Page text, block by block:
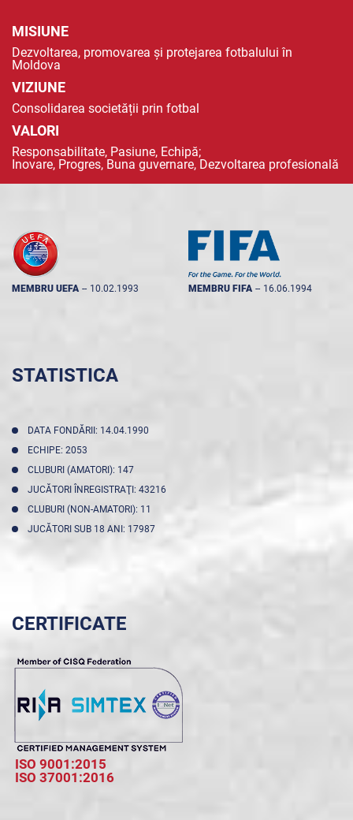
MISIUNE
Dezvoltarea, promovarea și protejarea fotbalului în
Moldova
VIZIUNE
Consolidarea societății prin fotbal
VALORI
Responsabilitate, Pasiune, Echipă;
Inovare, Progres, Buna guvernare, Dezvoltarea profesională
MEMBRU UEFA -- 10.02.1993 MEMBRU FIFA -- 16.06.1994
STATISTICA
DATA FONDĂRII: 14.04.1990
ECHIPE: 2053
CLUBURI (AMATORI): 147
JUCĂTORI ÎNREGISTRAŢI: 43216
CLUBURI (NON-AMATORI): 11
JUCĂTORI SUB 18 ANI: 17987
CERTIFICATE
ISO 9001:2015
ISO 37001:2016